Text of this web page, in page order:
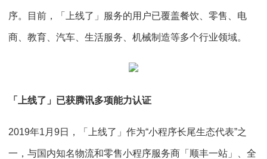
序。目前，「上线了」服务的用户已覆盖餐饮、零售、电
商、教育、汽车、生活服务、机械制造等多个行业领域。
「上线了」已获腾讯多项能力认证
2019年1月9日，「上线了」作为“小程序长尾生态代表”之
一，与国内知名物流和零售小程序服务商「顺丰一站」、全